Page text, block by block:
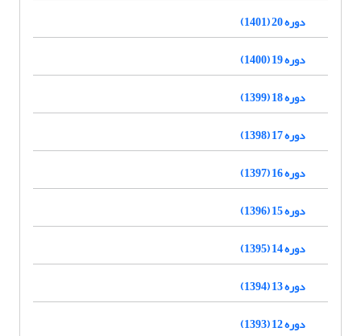
دوره 20 (1401)
دوره 19 (1400)
دوره 18 (1399)
دوره 17 (1398)
دوره 16 (1397)
دوره 15 (1396)
دوره 14 (1395)
دوره 13 (1394)
دوره 12 (1393)